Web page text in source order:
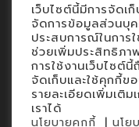
Contact
นโยบายคุกกี้
นโยบายข้อมูลส่ว
เว็บไซต์นี้มีการจัด
จัดการข้อมูลส่วนบุ
ประสบการณ์ในการ
ช่วยเพิ่มประสิทธิภา
การใช้งานเว็บไซต์นี้
จัดเก็บและใช้คุกกี้ข
รายละเอียดเพิ่มเติ
เราได้
นโยบายคุกกี้ | นโย